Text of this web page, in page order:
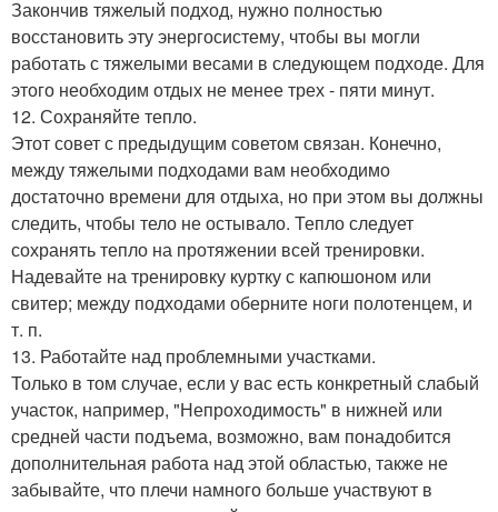
Закончив тяжелый подход, нужно полностью
восстановить эту энергосистему, чтобы вы могли
работать с тяжелыми весами в следующем подходе. Для
этого необходим отдых не менее трех - пяти минут.
12. Сохраняйте тепло.
Этот совет с предыдущим советом связан. Конечно,
между тяжелыми подходами вам необходимо
достаточно времени для отдыха, но при этом вы должны
следить, чтобы тело не остывало. Тепло следует
сохранять тепло на протяжении всей тренировки.
Надевайте на тренировку куртку с капюшоном или
свитер; между подходами оберните ноги полотенцем, и
т. п.
13. Работайте над проблемными участками.
Только в том случае, если у вас есть конкретный слабый
участок, например, "Непроходимость" в нижней или
средней части подъема, возможно, вам понадобится
дополнительная работа над этой областью, также не
забывайте, что плечи намного больше участвуют в